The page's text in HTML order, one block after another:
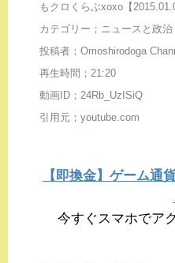
もクロくらぶxoxo【
カテゴリー；ニュースと政治
投稿者；Omoshirodoga
再生時間；21:20
動画ID；24Rb_UzISiQ
引用元；youtube.com
【即換金】ゲーム通
今すぐスマホでア